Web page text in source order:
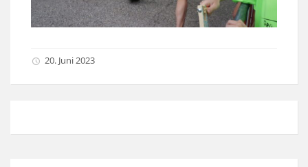
20. Juni 2023